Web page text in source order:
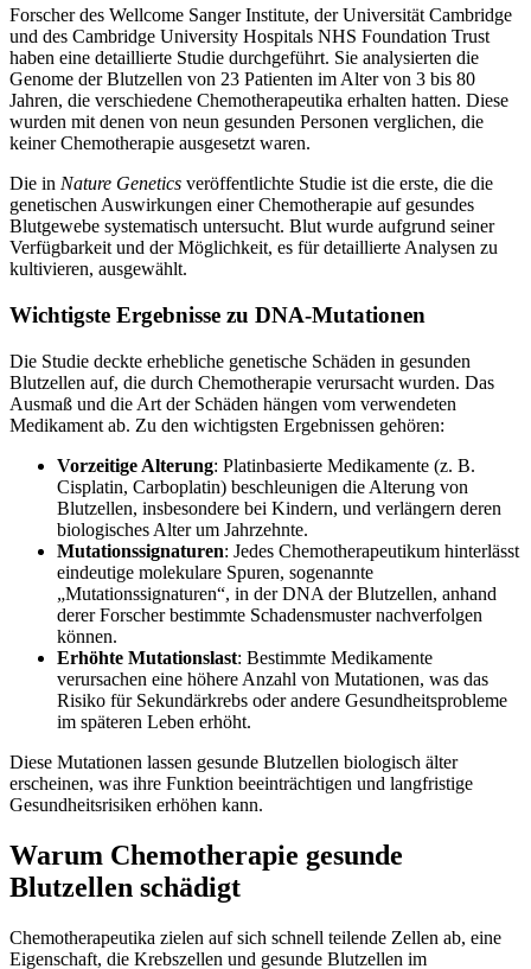
Forscher des Wellcome Sanger Institute, der Universität Cambridge
und des Cambridge University Hospitals NHS Foundation Trust
haben eine detaillierte Studie durchgeführt. Sie analysierten die
Genome der Blutzellen von 23 Patienten im Alter von 3 bis 80
Jahren, die verschiedene Chemotherapeutika erhalten hatten. Diese
wurden mit denen von neun gesunden Personen verglichen, die
keiner Chemotherapie ausgesetzt waren.
Die in Nature Genetics veröffentlichte Studie ist die erste, die die
genetischen Auswirkungen einer Chemotherapie auf gesundes
Blutgewebe systematisch untersucht. Blut wurde aufgrund seiner
Verfügbarkeit und der Möglichkeit, es für detaillierte Analysen zu
kultivieren, ausgewählt.
Wichtigste Ergebnisse zu DNA-Mutationen
Die Studie deckte erhebliche genetische Schäden in gesunden
Blutzellen auf, die durch Chemotherapie verursacht wurden. Das
Ausmaß und die Art der Schäden hängen vom verwendeten
Medikament ab. Zu den wichtigsten Ergebnissen gehören:
Vorzeitige Alterung: Platinbasierte Medikamente (z. B.
Cisplatin, Carboplatin) beschleunigen die Alterung von
Blutzellen, insbesondere bei Kindern, und verlängern deren
biologisches Alter um Jahrzehnte.
Mutationssignaturen: Jedes Chemotherapeutikum hinterlässt
eindeutige molekulare Spuren, sogenannte
„Mutationssignaturen“, in der DNA der Blutzellen, anhand
derer Forscher bestimmte Schadensmuster nachverfolgen
können.
Erhöhte Mutationslast: Bestimmte Medikamente
verursachen eine höhere Anzahl von Mutationen, was das
Risiko für Sekundärkrebs oder andere Gesundheitsprobleme
im späteren Leben erhöht.
Diese Mutationen lassen gesunde Blutzellen biologisch älter
erscheinen, was ihre Funktion beeinträchtigen und langfristige
Gesundheitsrisiken erhöhen kann.
Warum Chemotherapie gesunde
Blutzellen schädigt
Chemotherapeutika zielen auf sich schnell teilende Zellen ab, eine
Eigenschaft, die Krebszellen und gesunde Blutzellen im